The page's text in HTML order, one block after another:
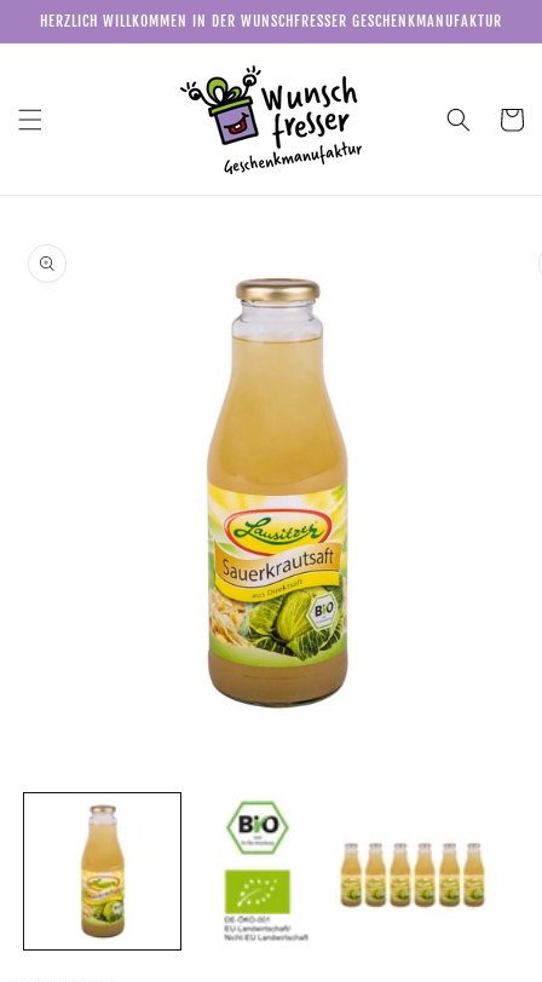
zum
Inhalt
HERZLICH WILLKOMMEN IN DER WUNSCHFRESSER GESCHENKMANUFAKTUR
in